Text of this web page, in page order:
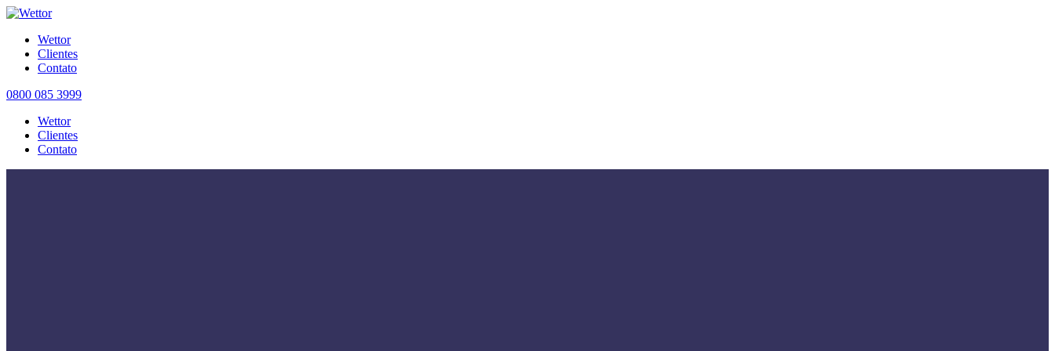
Wettor
Clientes
Contato
0800 085 3999
Wettor
Clientes
Contato